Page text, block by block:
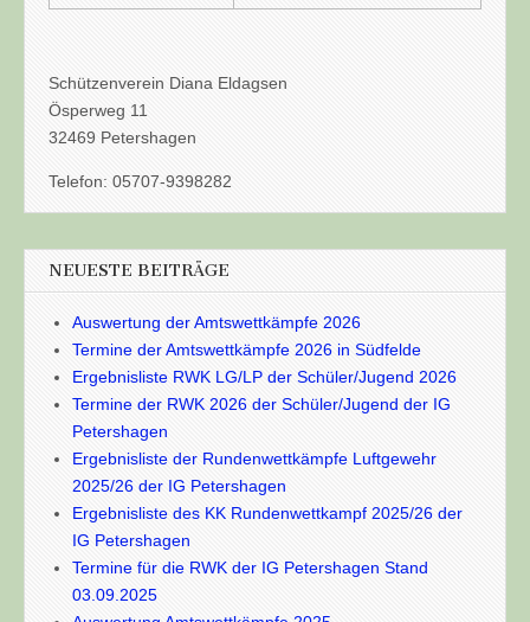
Schützenverein Diana Eldagsen
Ösperweg 11
32469 Petershagen
Telefon: 05707-9398282
NEUESTE BEITRÄGE
Auswertung der Amtswettkämpfe 2026
Termine der Amtswettkämpfe 2026 in Südfelde
Ergebnisliste RWK LG/LP der Schüler/Jugend 2026
Termine der RWK 2026 der Schüler/Jugend der IG
Petershagen
Ergebnisliste der Rundenwettkämpfe Luftgewehr
2025/26 der IG Petershagen
Ergebnisliste des KK Rundenwettkampf 2025/26 der
IG Petershagen
Termine für die RWK der IG Petershagen Stand
03.09.2025